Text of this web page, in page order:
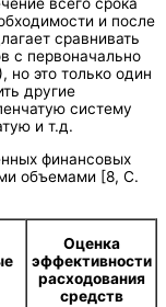
всего срока
и после
сравнивать
с первоначально
но это только один
другие
систему
и т.д.
финансовых
объемами [8, С.
Оценка
эффективности
расходования
средств